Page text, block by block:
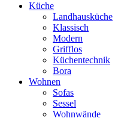
Küche
Landhausküche
Klassisch
Modern
Grifflos
Küchentechnik
Bora
Wohnen
Sofas
Sessel
Wohnwände